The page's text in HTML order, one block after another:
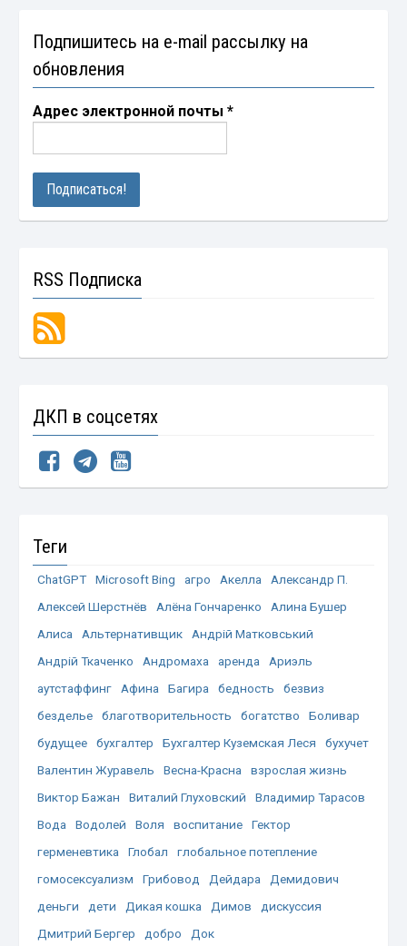
Подпишитесь на e-mail рассылку на
обновления
Адрес электронной почты*
RSS Подписка
ДКП в соцсетях
Теги
ChatGPT Microsoft Bing агро Акелла
Александр П.
Алексей Шерстнёв
Алёна Гончаренко
Алина Бушер
Алиса
Альтернативщик
Андрій Матковський
Андрій Ткаченко
Андромаха аренда
Ариэль
аутстаффинг
Афина Багира бедность
безвиз
безделье
благотворительность богатство
Боливар
будущее
бухгалтер Бухгалтер Куземская Леся
бухучет
Валентин Журавель
Весна-Красна
взрослая жизнь
Виктор Бажан
Виталий Глуховский
Владимир Тарасов
Вода
Водолей Воля воспитание
Гектор
герменевтика
Глобал
глобальное потепление
гомосексуализм
Грибовод Дейдара
Демидович
деньги
дети Дикая кошка Димов
дискуссия
Дмитрий Бергер
добро
Док